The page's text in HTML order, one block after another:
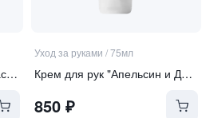
Крем для рук "Гранат и Красный Виноград"
Уход за руками /75мл
Крем для рук "Апельсин и Дикий Фенхель"
850₽